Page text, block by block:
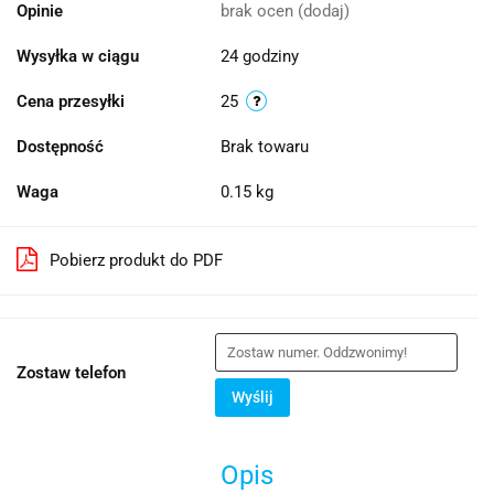
Opinie brak ocen (dodaj)
Wysyłka w ciągu 24 godziny
Cena przesyłki 25
Dostępność Brak towaru
Waga 0.15 kg
Pobierz produkt do PDF
Zostaw telefon
Wyślij
Opis